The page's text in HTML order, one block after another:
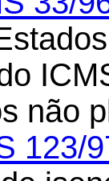
não
123/